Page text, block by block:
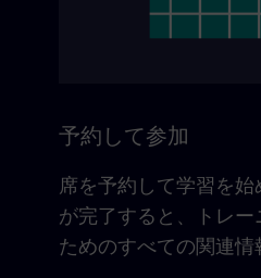
予約して参加
席を予約して学習を
が完了すると、トレ
ためのすべての関連情